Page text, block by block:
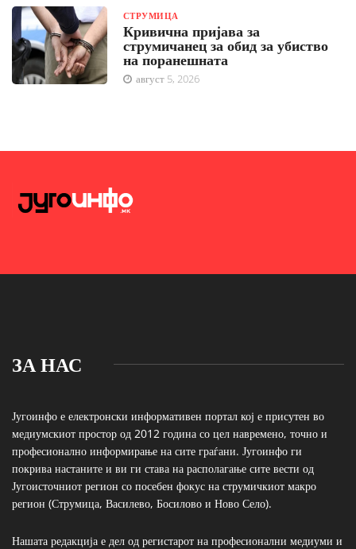
СТРУМИЦА
Кривична пријава за
струмичанец за обид за убиство
на поранешната
август 5, 2026
ЗА НАС
Југоинфо е електронски информативен портал кој е присутен во
медиумскиот простор од 2012 година со цел навремено, точно и
професионално информирање на сите граѓани. Југоинфо ги
покрива настаните и ви ги става на располагање сите вести од
Југоисточниот регион со посебен фокус на струмичкиот макро
регион (Струмица, Василево, Босилово и Ново Село).
Нашата редакција е дел од регистарот на професионални медиуми и